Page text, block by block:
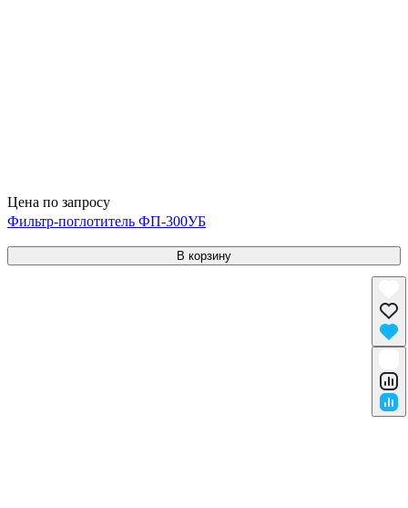
Цена по запросу
Фильтр-поглотитель ФП-300УБ
В корзину